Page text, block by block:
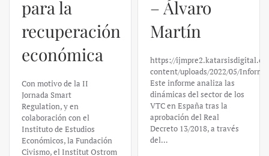
para la
recuperación
económica
Con motivo de la II
Jornada Smart
Regulation, y en
colaboración con el
Instituto de Estudios
Económicos, la Fundación
Civismo, el Institut Ostrom
– Álvaro
Martín
https://
content/uploads/2022/05/
Este informe analiza las
dinámicas del sector de los
VTC en España tras la
aprobación del Real
Decreto 13/2018, a través
del…